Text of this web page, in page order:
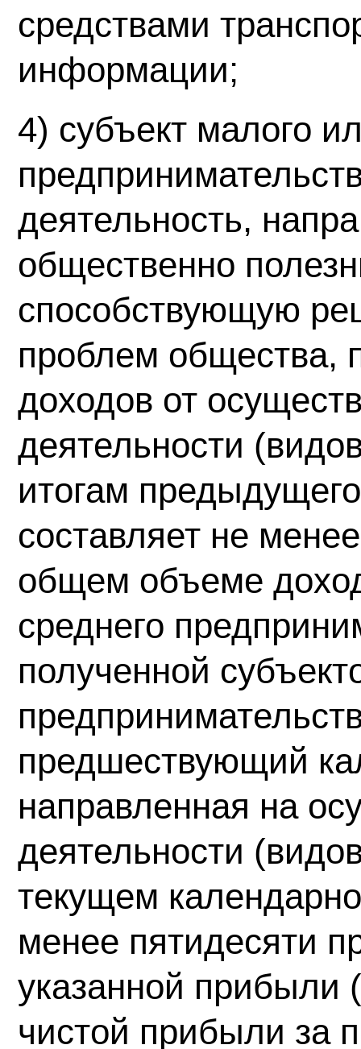
средствами
информации;
4) субъект малого
деятельность,
общественно
способствующую
проблем общества,
доходов от
деятельности
итогам
составляет не
общем объеме
среднего
полученной
предшествующий
направленная на
деятельности
текущем
менее пятидесяти
указанной прибыли
чистой прибыли за